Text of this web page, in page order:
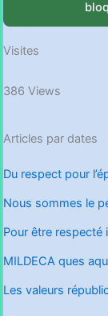
Visites
386 Views
Articles par dates
Du respect pour
Nous sommes le
Pour être respecté
MILDECA ques
Les valeurs